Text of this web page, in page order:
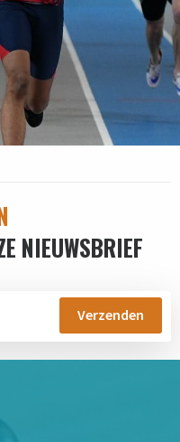
NIEUWSBRIEF